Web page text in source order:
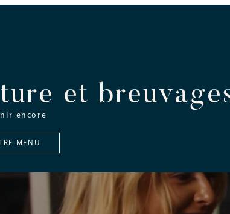
et
encore
MENU